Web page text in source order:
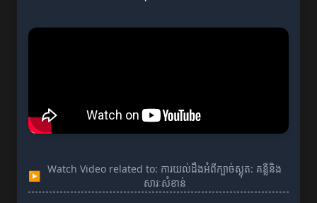
▶
Watch Video related to: ការយល់ដឹងអំពីក្បាច់ស្លុត: គន្លឺនិង
សារៈសំខាន់